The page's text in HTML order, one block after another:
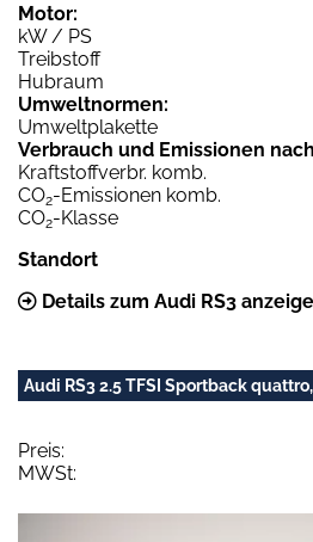
Motor:
kW / PS
Treibstoff
Hubraum
Umweltnormen:
Umweltplakette
Verbrauch und Emissionen
Kraftstoffverbr. komb.
CO2-Emissionen komb.
CO2-Klasse
Standort
Details zum Audi RS3
Audi RS3 2.5 TFSI Sportback
Preis:
MWSt: